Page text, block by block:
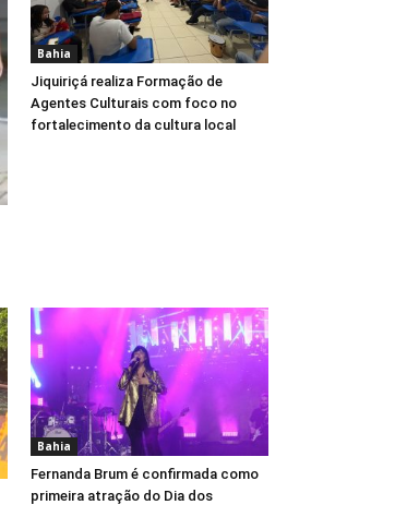
Bahia
Jiquiriçá realiza Formação de
Agentes Culturais com foco no
fortalecimento da cultura local
Bahia
Fernanda Brum é confirmada como
primeira atração do Dia dos